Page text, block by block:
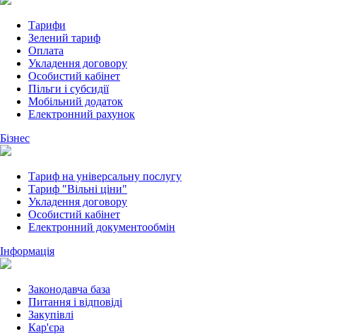
Тарифи
Зелений тариф
Оплата
Укладення договору
Особистий кабінет
Пільги і субсидії
Мобільний додаток
Електронний рахунок
Бізнес
Тариф на універсальну послугу
Тариф "Вільні ціни"
Укладення договору
Особистий кабінет
Електронний документообмін
Інформація
Законодавча база
Питання і відповіді
Закупівлі
Кар'єра